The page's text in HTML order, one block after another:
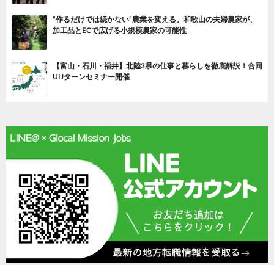
“作るだけでは続かない”農業を変える。和歌山の夫婦農家が、
加工品とECで広げる小規模農家の可能性
【富山・石川・福井】北陸3県の仕事と暮らしを徹底解説！合同
UIJターンセミナー開催